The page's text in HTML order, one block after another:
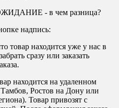
- в чем разница?
надпись:
товар находится уже у нас в
сразу или заказать
находится на удаленном
Ростов на Дону или
Товар привозят с